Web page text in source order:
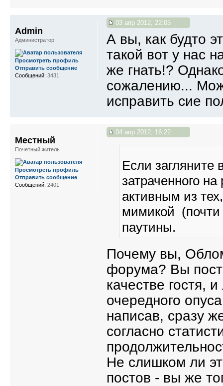
03 апр 2012, 22:05
А вы, как будто
такой вот у нас
же гнать!?
сожалению...
исправить сие
Admin
Администратор
Просмотреть профиль
Отправить сообщение
Сообщений: 3431
04 апр 2012, 16:22
Если загляните
затраченного
активным из
мимикой (почти
паутины.
Почему вы,
форума? Вы
качестве гостя,
очередного
написав, сразу
согласно
Не слишком ли
постов - вы же
Местный
Почетный житель
Просмотреть профиль
Отправить сообщение
Сообщений: 2401